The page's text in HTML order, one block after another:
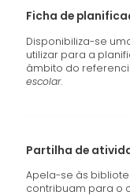
Ficha de
Disponibiliza-se
utilizar para a
âmbito do
escolar.
Partilha de
Apela-se às
contribuam para o